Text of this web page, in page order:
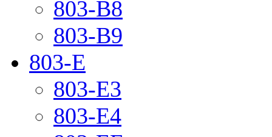
803-B8
803-B9
803-E
803-E3
803-E4